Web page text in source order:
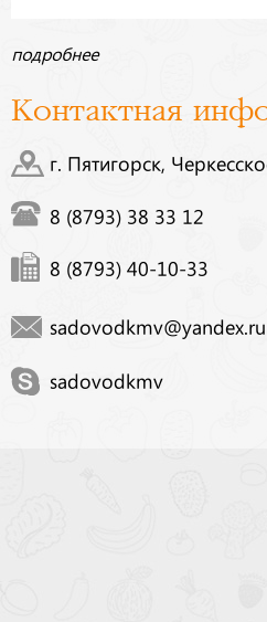
подробнее
Контактная
г. Пятигорск,
8 (8793) 38 33 12
8 (8793) 40-10-33
sadovodkmv@yandex.ru
sadovodkmv